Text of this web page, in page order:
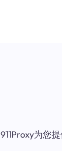
911Proxy为您